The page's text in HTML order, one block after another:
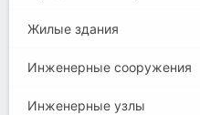
Жилые здания
Инженерные сооружения
Инженерные узлы